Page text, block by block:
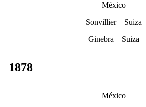
México
Sonvillier – Suiza
Ginebra – Suiza
1878
México